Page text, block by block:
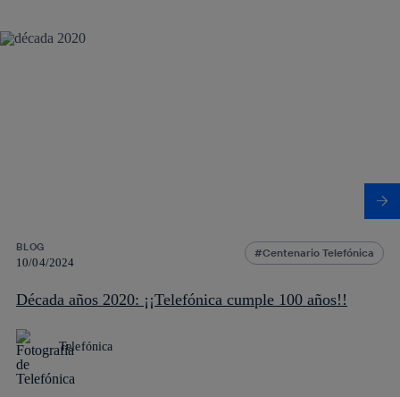
BLOG
10/04/2024
Centenario Telefónica
Década años 2020: ¡¡Telefónica cumple 100 años!!
Telefónica